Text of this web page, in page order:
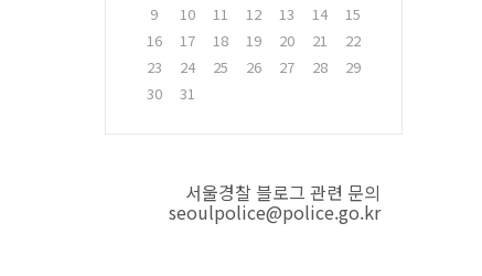
9
10 11 12 13 14
15
16
17 18 19 20 21
22
23
24 25 26 27 28
29
30
31
서울경찰 블로그 관련 문의
seoulpolice@police.go.kr